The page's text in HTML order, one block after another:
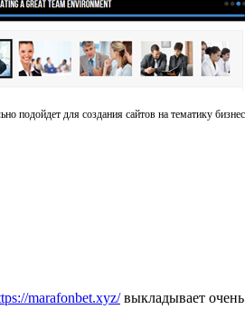
подойдет для создания сайтов на тематику
marafonbet.xyz/выкладывает